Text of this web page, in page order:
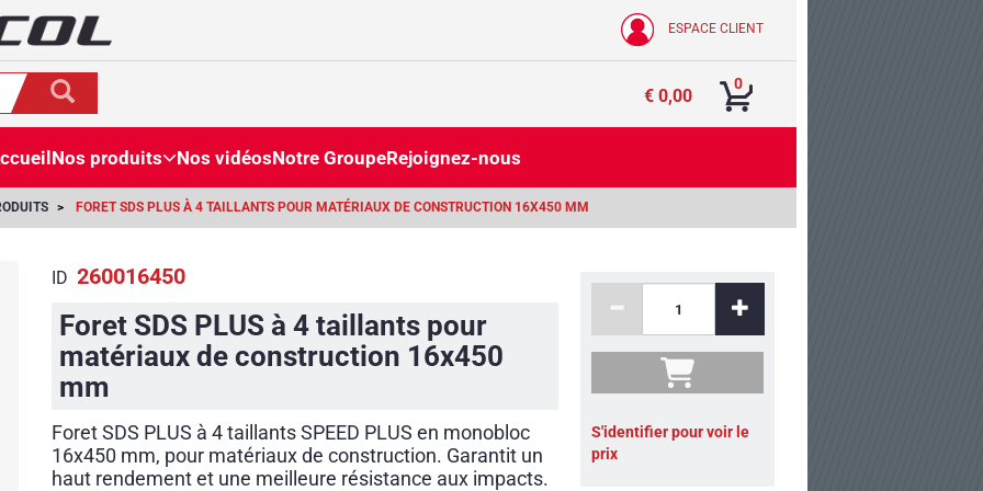
ESPACE CLIENT
0
€ 0,00
Nos produits Nos vidéosNotre GroupeRejoignez-nous
FORET SDS PLUS À 4 TAILLANTS POUR MATÉRIAUX DE CONSTRUCTION 16X450 MM
ID 260016450
Foret SDS PLUS à 4 taillants pour
matériaux de construction 16x450
mm
Foret SDS PLUS à 4 taillants SPEED PLUS en monobloc
16x450 mm, pour matériaux de construction. Garantit un
haut rendement et une meilleure résistance aux impacts.
S'identifier pour voir le
prix